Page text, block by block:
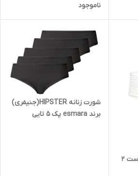
ناموجود
شورت زنانه برند Tchibo ست 2
شورت زنانه HIPSTER(جنیفری)
برند esmara پک 5 تایی